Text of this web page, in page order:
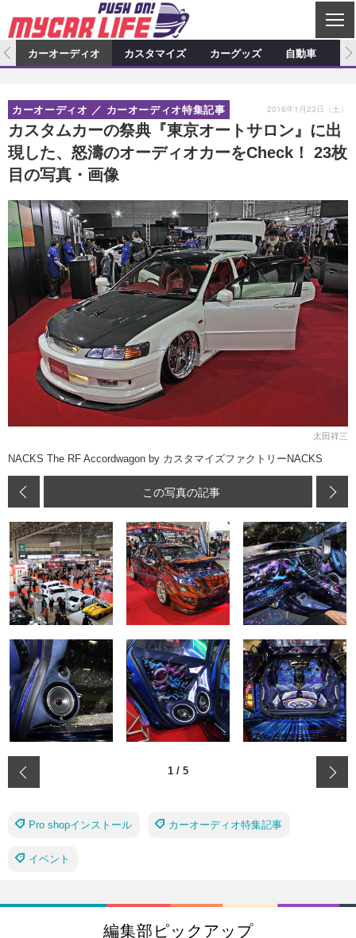
C
L
S
E
カーオーディオ
プロショップ検索 ショップ訪問記
カーオーディオニュース デモカー製作記
その他
カスタマイズ特集記事 カスタマイズ新製品情報
カスタマイズニュース
カーグッズ
カーグッズ特集記事 カーグッズ新製品情報
カーグッズニュース
自動車
スクープ
カーオーディオ カスタマイズ カーグッズ 自動車
カスタムカーの祭典『東京オートサロン』に出
現した、怒濤のオーディオカーをCheck！ 23枚
目の写真・画像
カーオーディオ カーオーディオ特集記事 2016年1月23日（土）
太田祥三
NACKS The RF Accordwagon by カスタマイズファクトリーNACKS
この写真の記事
1 / 5
Pro shopインストール カーオーディオ特集記事
イベント
編集部ピックアップ